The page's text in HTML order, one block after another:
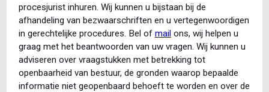
procesjurist inhuren. Wij kunnen u bijstaan bij de
afhandeling van bezwaarschriften en u vertegenwoordigen
in gerechtelijke procedures. Bel of mailons, wij helpen u
graag met het beantwoorden van uw vragen. Wij kunnen u
adviseren over vraagstukken met betrekking tot
openbaarheid van bestuur, de gronden waarop bepaalde
informatie niet geopenbaard behoeft te worden en over de